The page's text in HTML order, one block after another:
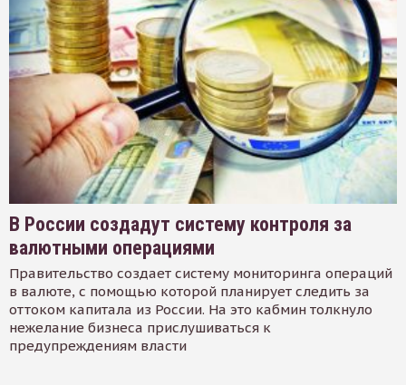
В России создадут систему контроля за
валютными операциями
Правительство создает систему мониторинга операций
в валюте, с помощью которой планирует следить за
оттоком капитала из России. На это кабмин толкнуло
нежелание бизнеса прислушиваться к
предупреждениям власти